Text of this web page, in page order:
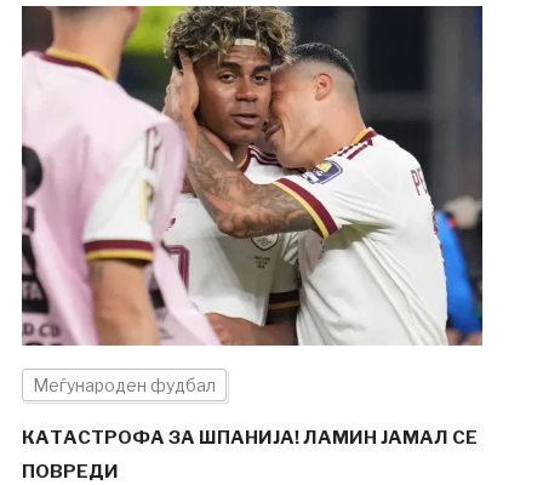
Меѓународен фудбал
КАТАСТРОФА ЗА ШПАНИЈА! ЛАМИН ЈАМАЛ ​​СЕ
ПОВРЕДИ